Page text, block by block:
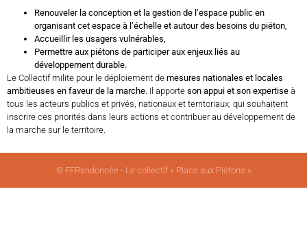
Renouveler la conception et la gestion de l’espace public en
organisant cet espace à l’échelle et autour des besoins du piéton,
Accueillir les usagers vulnérables,
Permettre aux piétons de participer aux enjeux liés au
développement durable.
Le Collectif milite pour le déploiement de mesures nationales et locales
ambitieuses en faveur de la marche . Il apporte son appui et son expertise à
tous les acteurs publics et privés, nationaux et territoriaux, qui souhaitent
inscrire ces priorités dans leurs actions et contribuer au développement de
la marche sur le territoire.
© FFRandonnée - Le collectif « Place aux Piétons »